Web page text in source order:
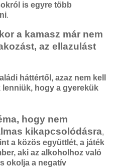
is egyre több
.
a kamasz már nem
az ellazulást
háttértől, azaz nem kell
hogy a gyerekük
hogy nem
kikapcsolódásra,
a közös együttlét, a játék
aki az alkoholhoz való
okolja a negatív